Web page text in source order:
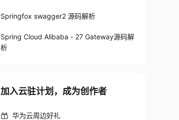
Springfox swagger2 源码解析
Spring Cloud Alibaba - 27 Gateway源码解
析
加入云驻计划，成为创作者
华为云周边好礼